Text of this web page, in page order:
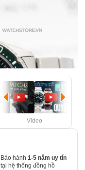
Video
Bảo hành 1-5 năm uy tín
tại hệ thống đồng hồ